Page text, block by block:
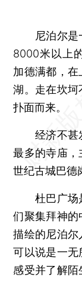
尼泊尔是一
8000米以上
加德满都，
湖。走在坎坷
扑面而来。
经济不甚发
最多的寺庙，
世纪古城巴德
杜巴广场是
们聚集拜神
描绘的尼泊尔
可以说是一
感受并了解